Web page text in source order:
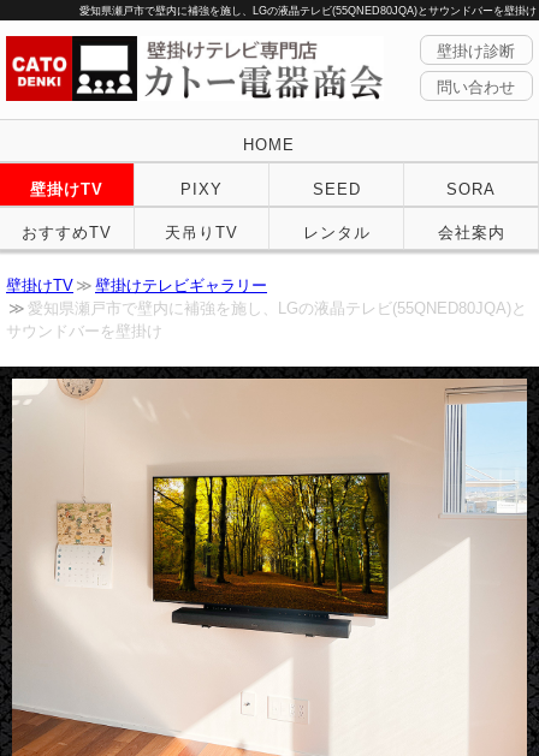
愛知県瀬戸市で壁内に補強を施し、LGの液晶テレビ(55QNED80JQA)とサウンドバーを壁掛け
壁掛け診断
問い合わせ
HOME
壁掛けTV PIXY SEED SORA
おすすめTV 天吊りTV レンタル 会社案内
壁掛けTV
壁掛けテレビギャラリー
愛知県瀬戸市で壁内に補強を施し、LGの液晶テレビ(55QNED80JQA)と
サウンドバーを壁掛け